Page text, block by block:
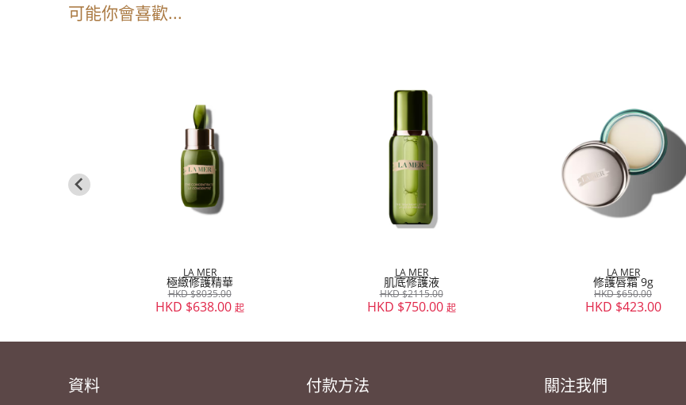
可能你會喜歡...
LA MER
極緻修護精華
HKD $8035.00
HKD $638.00 起
LA MER
肌底修護液
HKD $2115.00
HKD $750.00 起
LA MER
修護唇霜 9g
HKD $650.00
HKD $423.00
資料 付款方法 關注我們